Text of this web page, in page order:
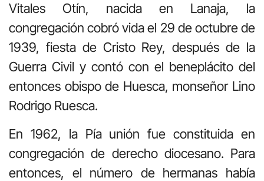
Vitales Otín, nacida en Lanaja, la
congregación cobró vida el 29 de octubre de
1939, fiesta de Cristo Rey, después de la
Guerra Civil y contó con el beneplácito del
entonces obispo de Huesca, monseñor Lino
Rodrigo Ruesca.
En 1962, la Pía unión fue constituida en
congregación de derecho diocesano. Para
entonces, el número de hermanas había